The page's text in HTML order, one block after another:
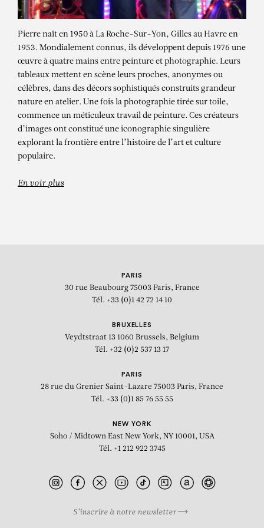
PIERRE ET GILLES
Pierre naît en 1950 à La Roche-Sur-Yon, Gilles au Havre en
1953. Mondialement connus, ils développent depuis 1976 une
œuvre à quatre mains entre peinture et photographie. Leurs
tableaux mettent en scène leurs proches, anonymes ou
célèbres, dans des décors sophistiqués construits grandeur
nature en atelier. Une fois la photographie tirée sur toile,
commence un méticuleux travail de peinture. Ces créateurs
d’images ont constitué une iconographie singulière
explorant la frontière entre l’histoire de l’art et culture
populaire.
En voir plus
PARIS
30 rue Beaubourg 75003 Paris, France
Tél. +33 (0)1 42 72 14 10
BRUXELLES
Veydtstraat 13 1060 Brussels, Belgium
Tél. +32 (0)2 537 13 17
PARIS
28 rue du Grenier Saint-Lazare 75003 Paris, France
Tél. +33 (0)1 85 76 55 55
NEW YORK
Soho / Midtown East New York, NY 10001, USA
Tél. +1 212 922 3745
S’inscrire à notre newsletter